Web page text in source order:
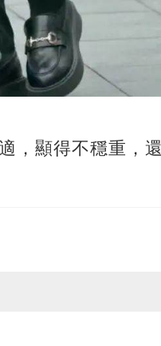
，顯得不穩重，還